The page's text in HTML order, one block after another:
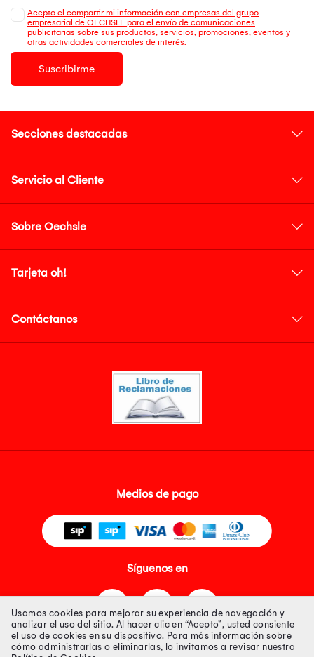
Acepto el compartir mi información con empresas del grupo
empresarial de OECHSLE para el envío de comunicaciones
publicitarias sobre sus productos, servicios, promociones, eventos y
otras actividades comerciales de interés.
Suscribirme
Secciones destacadas
Servicio al Cliente
Sobre Oechsle
Tarjeta oh!
Contáctanos
Medios de pago
Síguenos en
Usamos cookies para mejorar su experiencia de navegación y
analizar el uso del sitio. Al hacer clic en “Acepto”, usted consiente
el uso de cookies en su dispositivo. Para más información sobre
cómo administrarlas o eliminarlas, lo invitamos a revisar nuestra